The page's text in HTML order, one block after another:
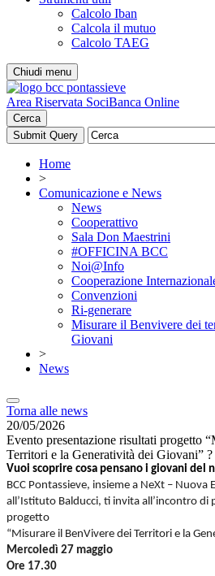
Calcolo Iban
Calcola il mutuo
Calcolo TAEG
Chiudi menu
Area Riservata SociBanca Online
Cerca
Home
>
Comunicazione e News
News
Cooperattivo
Sala Don Maestrini
#OFFICINA BCC
Noi@Info
Cooperazione
Convenzioni
Ri-generare
Misurare il Benvivere dei
Giovani
>
News
Torna alle news
20/05/2026
Evento presentazione risultati progetto
Territori e la Generatività dei Giovani” ?
Vuoi scoprire cosa pensano i giovani del
BCC Pontassieve, insieme a NeXt – Nuova
all’Istituto Balducci, ti invita all’incontro di
progetto
“Misurare il BenVivere dei Territori e la
Mercoledì 27 maggio
Ore 17.30